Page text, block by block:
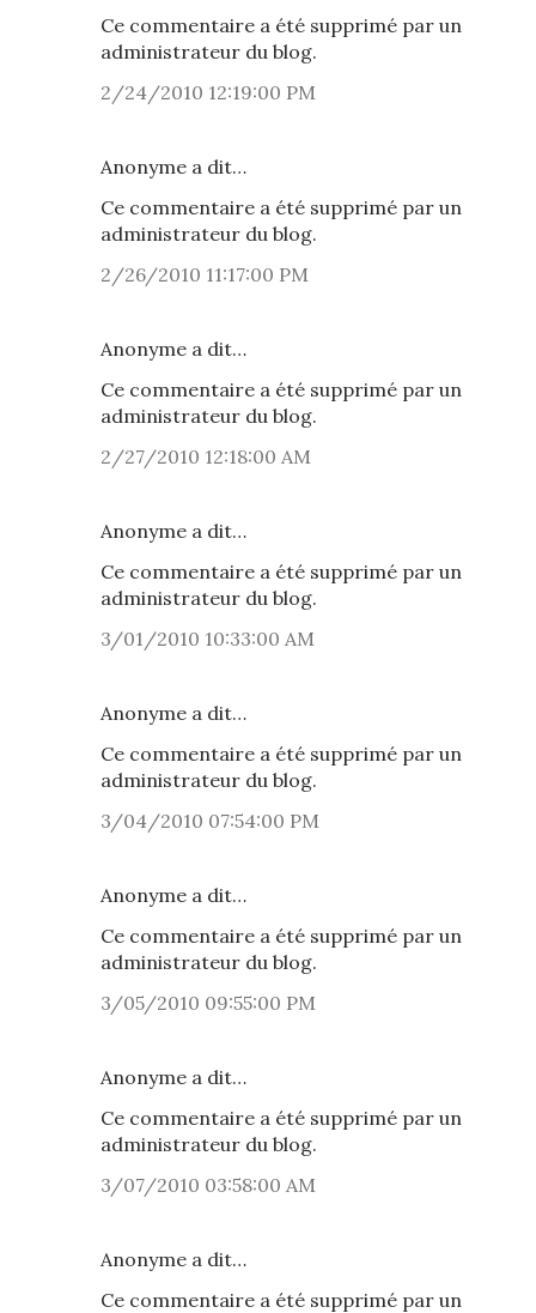
Ce commentaire a été supprimé par un
administrateur du blog.
2/24/2010 12:19:00 PM
Anonyme a dit…
Ce commentaire a été supprimé par un
administrateur du blog.
2/26/2010 11:17:00 PM
Anonyme a dit…
Ce commentaire a été supprimé par un
administrateur du blog.
2/27/2010 12:18:00 AM
Anonyme a dit…
Ce commentaire a été supprimé par un
administrateur du blog.
3/01/2010 10:33:00 AM
Anonyme a dit…
Ce commentaire a été supprimé par un
administrateur du blog.
3/04/2010 07:54:00 PM
Anonyme a dit…
Ce commentaire a été supprimé par un
administrateur du blog.
3/05/2010 09:55:00 PM
Anonyme a dit…
Ce commentaire a été supprimé par un
administrateur du blog.
3/07/2010 03:58:00 AM
Anonyme a dit…
Ce commentaire a été supprimé par un